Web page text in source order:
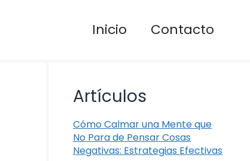
Inicio Contacto
Artículos
Cómo Calmar una Mente que
No Para de Pensar Cosas
Negativas: Estrategias Efectivas